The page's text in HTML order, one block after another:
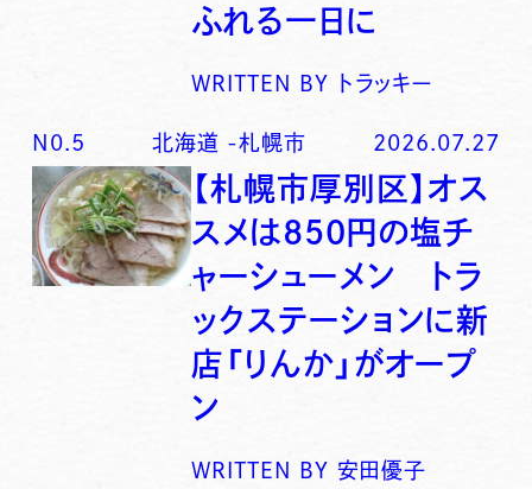
ふれる一日に
WRITTEN BY トラッキー
N0. 5 北海道 -札幌市 2026.07.27
【札幌市厚別区】オス
スメは850円の塩チ
ャーシューメン トラ
ックステーションに新
店「りんか」がオープ
ン
WRITTEN BY 安田優子